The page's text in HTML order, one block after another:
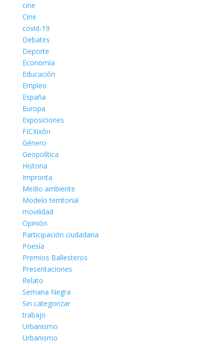
cine
Cine
covid-19
Debates
Deporte
Economía
Educación
Empleo
España
Europa
Exposiciones
FICXixón
Género
Geopolítica
Historia
Impronta
Medio ambiente
Modelo territorial
movilidad
Opinión
Participación ciudadana
Poesía
Premios Ballesteros
Presentaciones
Relato
Semana Negra
Sin categorizar
trabajo
Urbanismo
Urbanismo